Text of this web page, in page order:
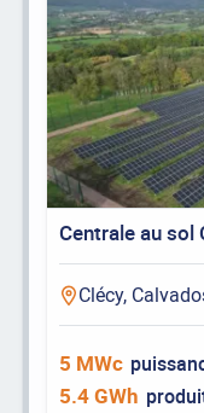
Centrale au sol
Clécy,
5 MWc
5.4 GWh